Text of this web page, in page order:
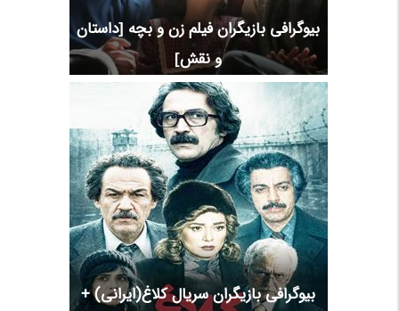
بیوگرافی بازیگران فیلم زن و بچه [داستان
و نقش]
بیوگرافی بازیگران سریال کلاغ(ایرانی) +